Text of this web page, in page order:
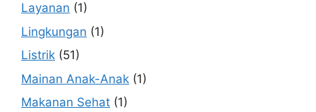
Layanan (1)
Lingkungan (1)
Listrik (51)
Mainan Anak-Anak (1)
Makanan Sehat (1)